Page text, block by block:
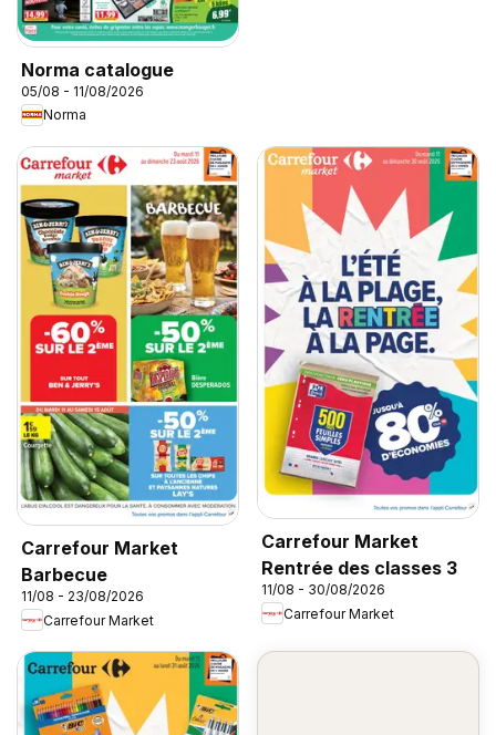
Norma catalogue
05/08 - 11/08/2026
Norma
Carrefour Market
Barbecue
11/08 - 23/08/2026
Carrefour Market
Carrefour Market
Rentrée des classes 3
11/08 - 30/08/2026
Carrefour Market